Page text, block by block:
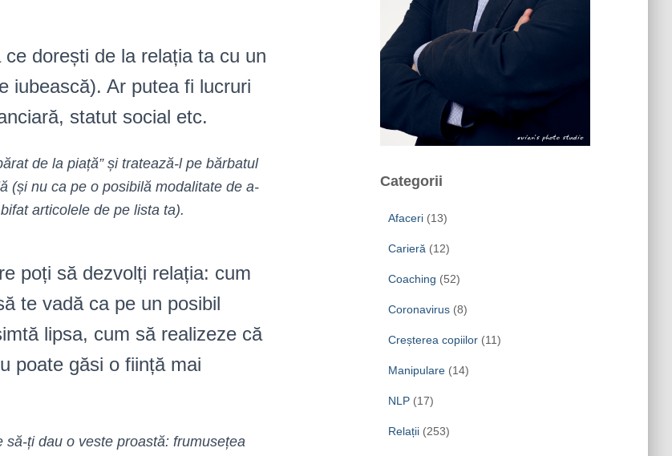
dorești de la relația ta cu un
iubească). Ar putea fi lucruri
statut social etc.
de la piață” și tratează-l pe bărbatul
(și nu ca pe o posibilă modalitate de a-
articolele de pe lista ta).
poți să dezvolți relația: cum
te vadă ca pe un posibil
lipsa, cum să realizeze că
poate găsi o ființă mai
ți dau o veste proastă: frumusețea
Categorii
Afaceri(13)
Carieră (12)
Coaching (52)
Coronavirus(8)
Creșterea copiilor(11)
Manipulare(14)
NLP(17)
Relații(253)